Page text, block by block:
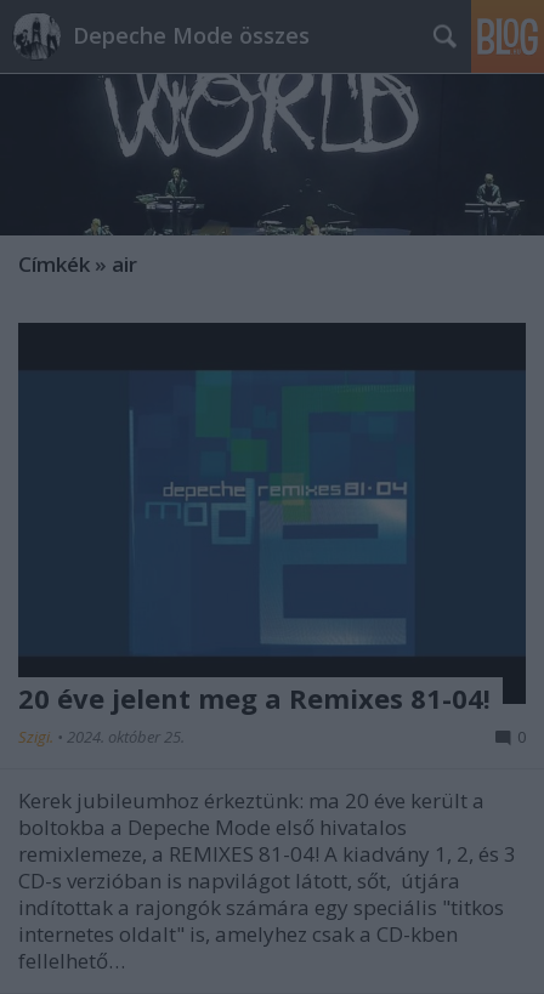
Depeche Mode összes
Címkék » air
20 éve jelent meg a Remixes 81-04!
Szigi. • 2024. október 25. 0
Kerek jubileumhoz érkeztünk: ma 20 éve került a
boltokba a Depeche Mode első hivatalos
remixlemeze, a REMIXES 81-04! A kiadvány 1, 2, és 3
CD-s verzióban is napvilágot látott, sőt, útjára
indítottak a rajongók számára egy speciális "titkos
internetes oldalt" is, amelyhez csak a CD-kben
fellelhető…